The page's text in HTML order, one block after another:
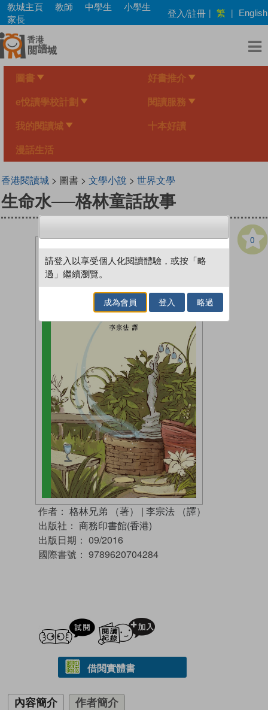
Skip
main
content
教城主頁 教師 中學生
小學生
家長
登入/註冊 | 繁 | English
圖書 好書推介
e悅讀學校計劃 閱讀服務
我的閱讀城 十本好讀
漫話生活
香港閱讀城> 圖書 > 文學小說 > 世界文學
生命水──格林童話故事
0
作者： 格林兄弟 （著） | 李宗法 （譯）
出版社： 商務印書館(香港)
出版日期： 09/2016
國際書號： 9789620704284
試閲
借閱實體書
內容簡介 作者簡介
請登入以享受個人化閱讀體驗，或按「略
過」繼續瀏覽。
成為會員 登入 略過